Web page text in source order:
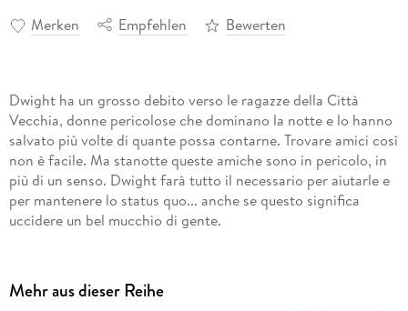
Merken Empfehlen Bewerten
Dwight ha un grosso debito verso le ragazze della Città
Vecchia, donne pericolose che dominano la notte e lo hanno
salvato più volte di quante possa contarne. Trovare amici così
non è facile. Ma stanotte queste amiche sono in pericolo, in
più di un senso. Dwight farà tutto il necessario per aiutarle e
per mantenere lo status quo... anche se questo significa
uccidere un bel mucchio di gente.
Mehr aus dieser Reihe